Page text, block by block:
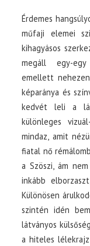
Érdemes
műfaji elemei
kihagyásos
megáll egy-
emellett
képaránya és
kedvét leli a
különleges
mindaz, amit
fiatal nő
a Szöszi, ám
inkább
Különösen
szintén idén
látványos
a hiteles